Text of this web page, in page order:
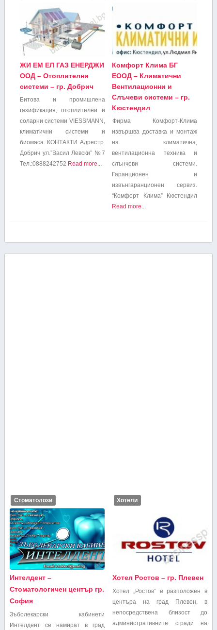
ЖИ ЕМ ЕЛ ГАЗ ЕНЕРДЖИ
ООД – Отоплителни
системи – гр. Добрич
Битова и промишлена
газификация, отоплителни и
соларни системи VIESSMANN,
климатични системи и
биомаса. КОНТАКТИ Адрес:гр.
Добрич ул.”Васил Левски” №7
Тел.:0888242752 Read more...
Комфорт Клима БГ
ЕООД – Климатични
Вентилационни и
Слъчеви системи – гр.
Кюстендил
Фирма Комфорт-Клима
извършва доставка и монтаж
на климатична,
вентилационна техника и
слънчеви системи.
Гаранционен и
извънгаранционен сервиз.
“Комфорт Клима” Кюстендил
Read more...
Стоматолози
Интелдент –
Стоматологичен център гр.
София
Зъболекарски кабинети
Интелдент се намират в град
Хотели
Хотел Ростов – гр. Плевен
Хотел „Ростов“ е разположен в
центъра на град Плевен, в
непосредствена близост до
административните сгради на